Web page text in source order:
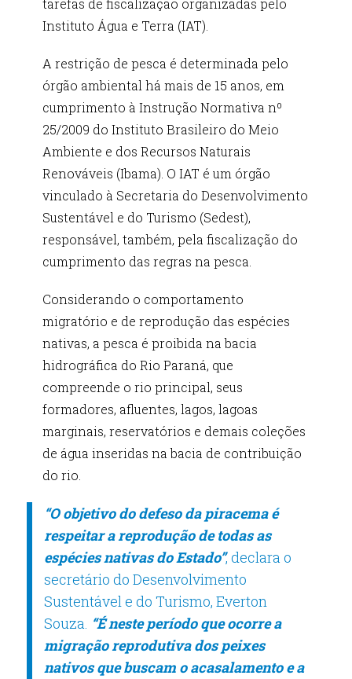
tarefas de fiscalização organizadas pelo
Instituto Água e Terra (IAT).
A restrição de pesca é determinada pelo
órgão ambiental há mais de 15 anos, em
cumprimento à Instrução Normativa nº
25/2009 do Instituto Brasileiro do Meio
Ambiente e dos Recursos Naturais
Renováveis (Ibama). O IAT é um órgão
vinculado à Secretaria do Desenvolvimento
Sustentável e do Turismo (Sedest),
responsável, também, pela fiscalização do
cumprimento das regras na pesca.
Considerando o comportamento
migratório e de reprodução das espécies
nativas, a pesca é proibida na bacia
hidrográfica do Rio Paraná, que
compreende o rio principal, seus
formadores, afluentes, lagos, lagoas
marginais, reservatórios e demais coleções
de água inseridas na bacia de contribuição
do rio.
“O objetivo do defeso da piracema é
respeitar a reprodução de todas as
espécies nativas do Estado”, declara o
secretário do Desenvolvimento
Sustentável e do Turismo, Everton
Souza. “É neste período que ocorre a
migração reprodutiva dos peixes
nativos que buscam o acasalamento e a